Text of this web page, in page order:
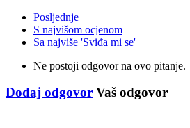
Posljednje
S najvišom ocjenom
Sa najviše 'Sviđa mi se'
Ne postoji odgovor na ovo pitanje.
Dodaj odgovor Vaš odgovor